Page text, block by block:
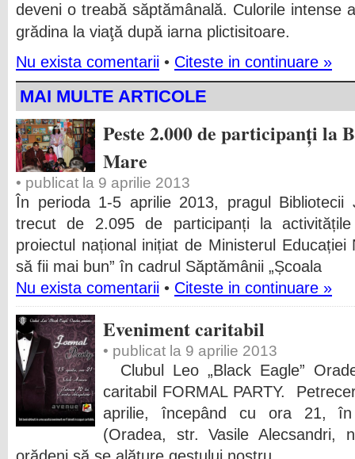
deveni o treabă săptămânală. Culorile intense
grădina la viaţă după iarna plictisitoare.
Nu exista comentarii • Citeste in continuare »
MAI MULTE ARTICOLE
Peste 2.000 de participanți la
Mare
• publicat la 9 aprilie 2013
În perioda 1-5 aprilie 2013, pragul
trecut de 2.095 de participanți la
proiectul național inițiat de Ministerul Educației
să fii mai bun” în cadrul Săptămânii „Școala
Nu exista comentarii • Citeste in continuare »
Eveniment caritabil
• publicat la 9 aprilie 2013
Clubul Leo „Black Eagle”
caritabil FORMAL PARTY.
aprilie, începând cu ora 21, în
(Oradea, str. Vasile Alecsandri,